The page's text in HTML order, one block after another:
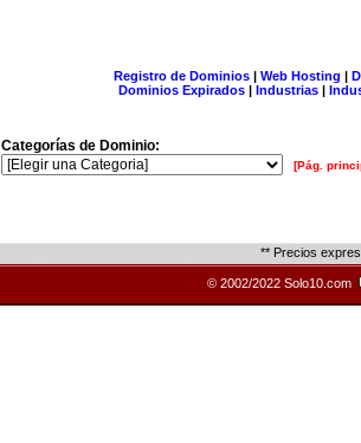
Registro de Dominios| Web Hosting |
Dominios Expirados | Industrias |
Categorías de Dominio:
[Pág.
** Precios
© 2002/2022 Solo10.com